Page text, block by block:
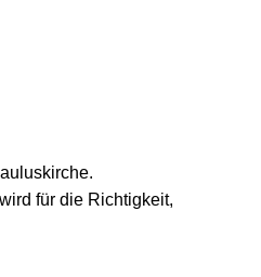
für die Richtigkeit,